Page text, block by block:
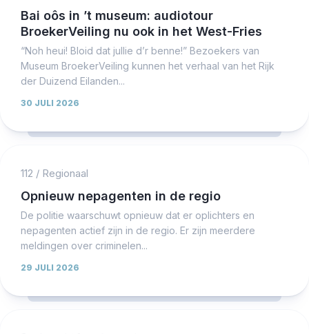
Bai oôs in ’t museum: audiotour
BroekerVeiling nu ook in het West-Fries
“Noh heui! Bloid dat jullie d’r benne!” Bezoekers van
Museum BroekerVeiling kunnen het verhaal van het Rijk
der Duizend Eilanden...
30 JULI 2026
112 / Regionaal
Opnieuw nepagenten in de regio
De politie waarschuwt opnieuw dat er oplichters en
nepagenten actief zijn in de regio. Er zijn meerdere
meldingen over criminelen...
29 JULI 2026